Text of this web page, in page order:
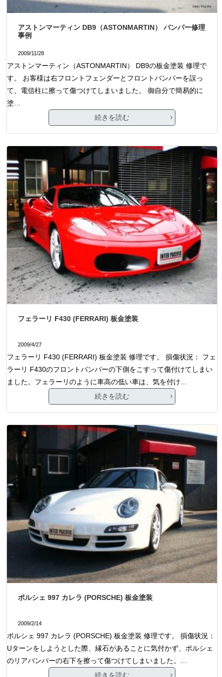
アストンマーティン DB9（ASTONMARTIN） バンパー修理
事例
2009/11/28
アストンマーティン（ASTONMARTIN） DB9の板金塗装 修理で
す。 お客様は右フロントフェンダーとフロントバンパーを誤っ
て、電信柱に擦って傷つけてしまいました。 御自分で簡易的に
塗…
続きを読む
フェラーリ F430 (FERRARI) 板金塗装
2009/4/27
フェラーリ F430 (FERRARI) 板金塗装 修理です。 損傷状況： フェ
ラーリ F430のフロントバンパーの下側をこすって傷付けてしまい
ました。フェラーリのように車高の低い車は、気を付け…
続きを読む
ポルシェ 997 カレラ (PORSCHE) 板金塗装
2009/2/14
ポルシェ 997 カレラ (PORSCHE) 板金塗装 修理です。 損傷状況：
Uターンをしようとした際、縁石があることに気付かず、ポルシェ
のリアバンパーの右下を擦って傷つけてしまいました。…
続きを読む